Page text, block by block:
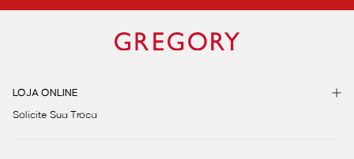
LOJA ONLINE
Solicite Sua Troca